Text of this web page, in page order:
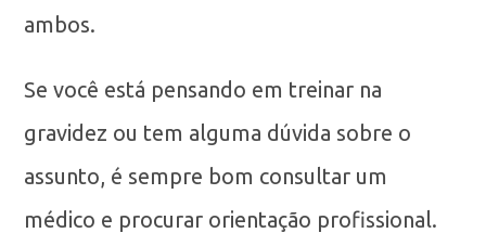
ambos.
Se você está pensando em treinar na
gravidez ou tem alguma dúvida sobre o
assunto, é sempre bom consultar um
médico e procurar orientação profissional.